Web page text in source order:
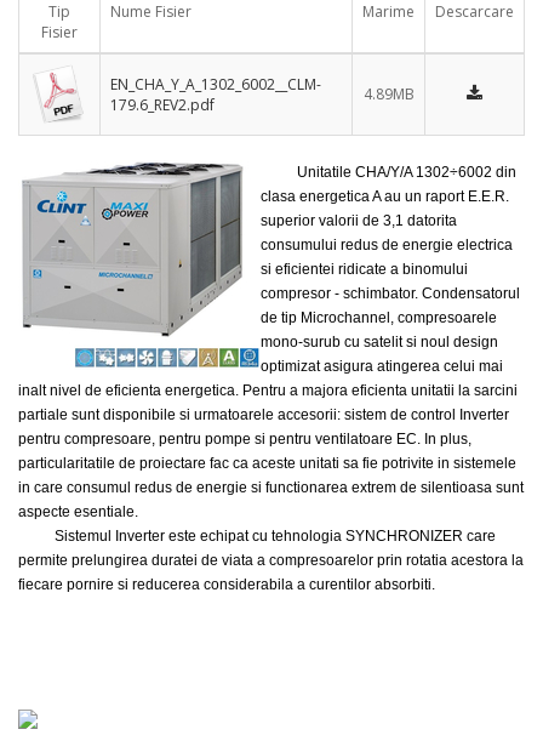
Tip
Fisier
Nume Fisier Marime Descarcare
EN_CHA_Y_A_1302_6002__CLM-
179.6_REV2.pdf
4.89MB
Unitatile CHA/Y/A 1302÷6002 din
clasa energetica A au un raport E.E.R.
superior valorii de 3,1 datorita
consumului redus de energie electrica
si eficientei ridicate a binomului
compresor - schimbator. Condensatorul
de tip Microchannel, compresoarele
mono-surub cu satelit si noul design
optimizat asigura atingerea celui mai
inalt nivel de eficienta energetica. Pentru a majora eficienta unitatii la sarcini
partiale sunt disponibile si urmatoarele accesorii: sistem de control Inverter
pentru compresoare, pentru pompe si pentru ventilatoare EC. In plus,
particularitatile de proiectare fac ca aceste unitati sa fie potrivite in sistemele
in care consumul redus de energie si functionarea extrem de silentioasa sunt
aspecte esentiale.
Sistemul Inverter este echipat cu tehnologia SYNCHRONIZER care
permite prelungirea duratei de viata a compresoarelor prin rotatia acestora la
fiecare pornire si reducerea considerabila a curentilor absorbiti.